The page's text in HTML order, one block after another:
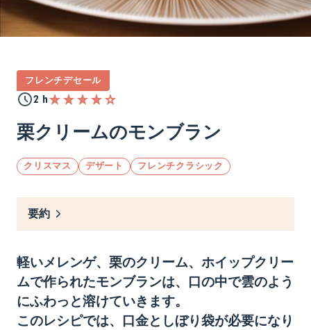
フレンチデセール
2 h
栗クリームのモンブラン
クリスマス デザート フレンチクラシック
要約
軽いメレンゲ、 栗のクリーム、 ホイップクリー
ムで作られたモンブランは、 口の中で雲のよう
にふわっと溶けていき ます。
このレシピでは、 口金としぼり袋が必要になり